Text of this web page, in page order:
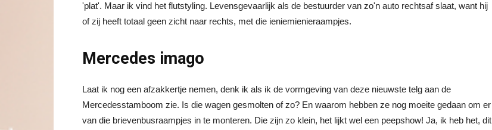
'plat'. Maar ik vind het flutstyling. Levensgevaarlijk als de bestuurder van zo'n auto rechtsaf slaat, want hij
of zij heeft totaal geen zicht naar rechts, met die ieniemienieraampjes.
Mercedes imago
Laat ik nog een afzakkertje nemen, denk ik als ik de vormgeving van deze nieuwste telg aan de
Mercedesstamboom zie. Is die wagen gesmolten of zo? En waarom hebben ze nog moeite gedaan om er
van die brievenbusraampjes in te monteren. Die zijn zo klein, het lijkt wel een peepshow! Ja, ik heb het, dit